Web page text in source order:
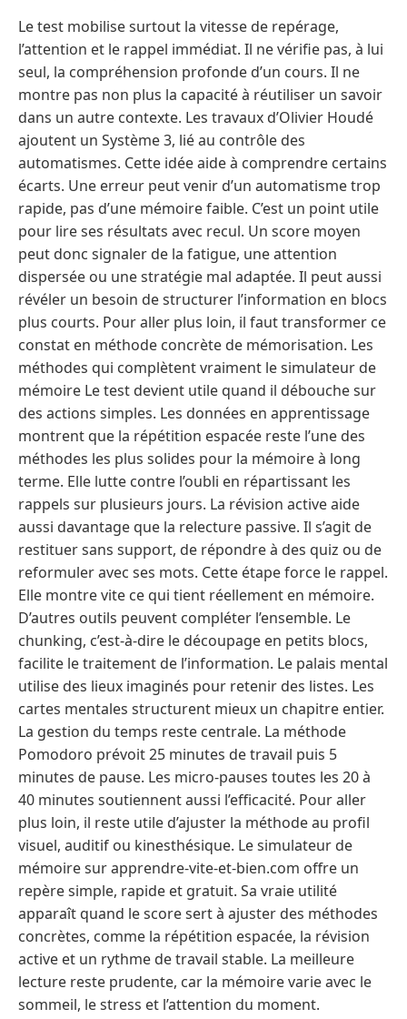
Le test mobilise surtout la vitesse de repérage,
l’attention et le rappel immédiat. Il ne vérifie pas, à lui
seul, la compréhension profonde d’un cours. Il ne
montre pas non plus la capacité à réutiliser un savoir
dans un autre contexte. Les travaux d’Olivier Houdé
ajoutent un Système 3, lié au contrôle des
automatismes. Cette idée aide à comprendre certains
écarts. Une erreur peut venir d’un automatisme trop
rapide, pas d’une mémoire faible. C’est un point utile
pour lire ses résultats avec recul. Un score moyen
peut donc signaler de la fatigue, une attention
dispersée ou une stratégie mal adaptée. Il peut aussi
révéler un besoin de structurer l’information en blocs
plus courts. Pour aller plus loin, il faut transformer ce
constat en méthode concrète de mémorisation. Les
méthodes qui complètent vraiment le simulateur de
mémoire Le test devient utile quand il débouche sur
des actions simples. Les données en apprentissage
montrent que la répétition espacée reste l’une des
méthodes les plus solides pour la mémoire à long
terme. Elle lutte contre l’oubli en répartissant les
rappels sur plusieurs jours. La révision active aide
aussi davantage que la relecture passive. Il s’agit de
restituer sans support, de répondre à des quiz ou de
reformuler avec ses mots. Cette étape force le rappel.
Elle montre vite ce qui tient réellement en mémoire.
D’autres outils peuvent compléter l’ensemble. Le
chunking, c’est-à-dire le découpage en petits blocs,
facilite le traitement de l’information. Le palais mental
utilise des lieux imaginés pour retenir des listes. Les
cartes mentales structurent mieux un chapitre entier.
La gestion du temps reste centrale. La méthode
Pomodoro prévoit 25 minutes de travail puis 5
minutes de pause. Les micro-pauses toutes les 20 à
40 minutes soutiennent aussi l’efficacité. Pour aller
plus loin, il reste utile d’ajuster la méthode au profil
visuel, auditif ou kinesthésique. Le simulateur de
mémoire sur apprendre-vite-et-bien.com offre un
repère simple, rapide et gratuit. Sa vraie utilité
apparaît quand le score sert à ajuster des méthodes
concrètes, comme la répétition espacée, la révision
active et un rythme de travail stable. La meilleure
lecture reste prudente, car la mémoire varie avec le
sommeil, le stress et l’attention du moment.